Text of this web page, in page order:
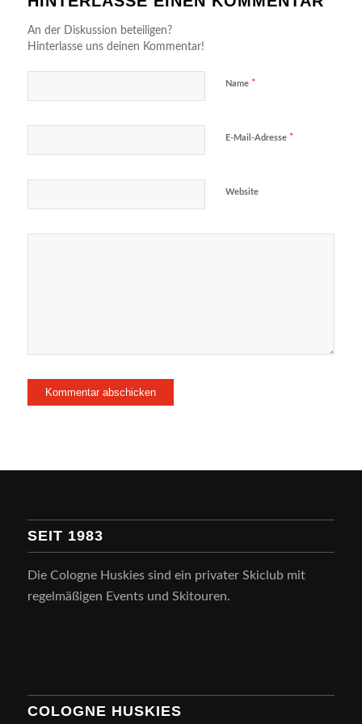
An der Diskussion beteiligen?
Hinterlasse uns deinen Kommentar!
Name *
E-Mail-Adresse *
Website
SEIT 1983
Die Cologne Huskies sind ein privater Skiclub mit
regelmäßigen Events und Skitouren.
COLOGNE HUSKIES